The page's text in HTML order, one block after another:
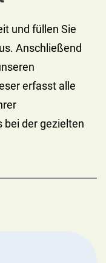
und füllen Sie
Anschließend
erfasst alle
bei der gezielten